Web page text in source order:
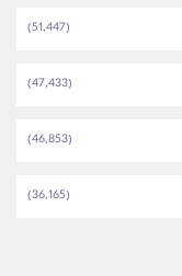
(51,447)
(47,433)
(46,853)
(36,165)